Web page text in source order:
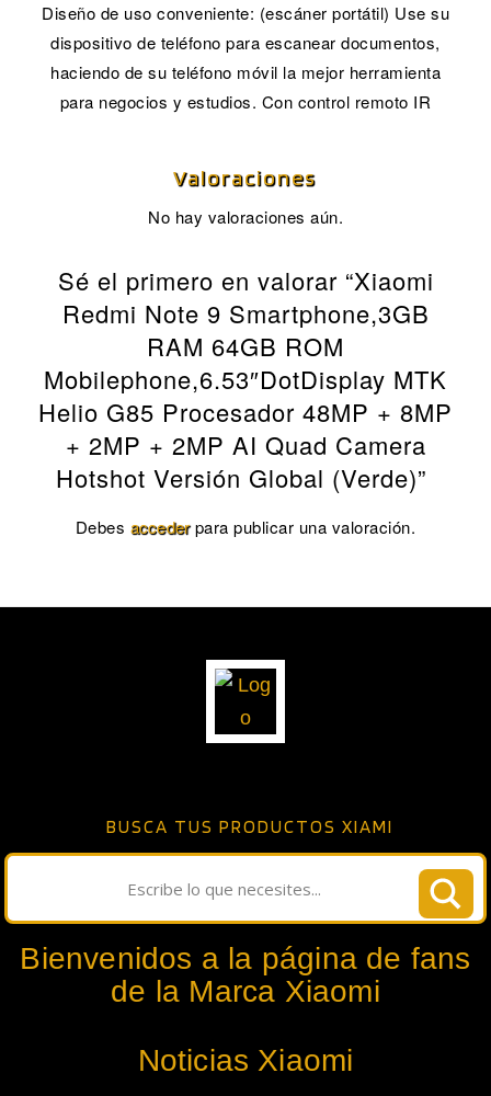
Diseño de uso conveniente: (escáner portátil) Use su
dispositivo de teléfono para escanear documentos,
haciendo de su teléfono móvil la mejor herramienta
para negocios y estudios. Con control remoto IR
Valoraciones
No hay valoraciones aún.
Sé el primero en valorar “Xiaomi
Redmi Note 9 Smartphone,3GB
RAM 64GB ROM
Mobilephone,6.53″DotDisplay MTK
Helio G85 Procesador 48MP + 8MP
+ 2MP + 2MP AI Quad Camera
Hotshot Versión Global (Verde)”
Debes accederpara publicar una valoración.
BUSCA TUS PRODUCTOS XIAMI
Bienvenidos a la página de fans
de la Marca Xiaomi
Noticias Xiaomi